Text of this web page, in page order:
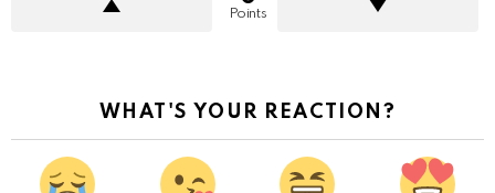
Points
WHAT'S YOUR REACTION?